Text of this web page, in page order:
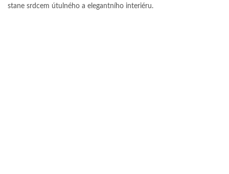
stane srdcem útulného a elegantního interiéru.